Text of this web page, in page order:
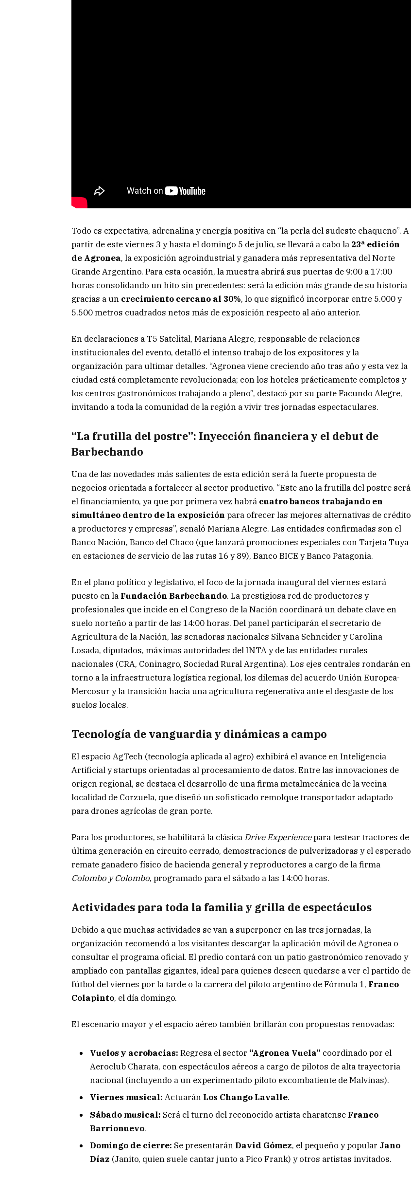
Todo es expectativa, adrenalina y energía positiva en “la perla del sudeste chaqueño”. A
partir de este viernes 3 y hasta el domingo 5 de julio, se llevará a cabo la 23ª edición
de Agronea, la exposición agroindustrial y ganadera más representativa del Norte
Grande Argentino. Para esta ocasión, la muestra abrirá sus puertas de 9:00 a 17:00
horas consolidando un hito sin precedentes: será la edición más grande de su historia
gracias a un crecimiento cercano al 30%, lo que significó incorporar entre 5.000 y
5.500 metros cuadrados netos más de exposición respecto al año anterior.
En declaraciones a T5 Satelital, Mariana Alegre, responsable de relaciones
institucionales del evento, detalló el intenso trabajo de los expositores y la
organización para ultimar detalles. “Agronea viene creciendo año tras año y esta vez la
ciudad está completamente revolucionada; con los hoteles prácticamente completos y
los centros gastronómicos trabajando a pleno”, destacó por su parte Facundo Alegre,
invitando a toda la comunidad de la región a vivir tres jornadas espectaculares.
“La frutilla del postre”: Inyección financiera y el debut de
Barbechando
Una de las novedades más salientes de esta edición será la fuerte propuesta de
negocios orientada a fortalecer al sector productivo. “Este año la frutilla del postre será
el financiamiento, ya que por primera vez habrá cuatro bancos trabajando en
simultáneo dentro de la exposición para ofrecer las mejores alternativas de crédito
a productores y empresas”, señaló Mariana Alegre. Las entidades confirmadas son el
Banco Nación, Banco del Chaco (que lanzará promociones especiales con Tarjeta Tuya
en estaciones de servicio de las rutas 16 y 89), Banco BICE y Banco Patagonia.
En el plano político y legislativo, el foco de la jornada inaugural del viernes estará
puesto en la Fundación Barbechando. La prestigiosa red de productores y
profesionales que incide en el Congreso de la Nación coordinará un debate clave en
suelo norteño a partir de las 14:00 horas. Del panel participarán el secretario de
Agricultura de la Nación, las senadoras nacionales Silvana Schneider y Carolina
Losada, diputados, máximas autoridades del INTA y de las entidades rurales
nacionales (CRA, Coninagro, Sociedad Rural Argentina). Los ejes centrales rondarán en
torno a la infraestructura logística regional, los dilemas del acuerdo Unión Europea-
Mercosur y la transición hacia una agricultura regenerativa ante el desgaste de los
suelos locales.
Tecnología de vanguardia y dinámicas a campo
El espacio AgTech (tecnología aplicada al agro) exhibirá el avance en Inteligencia
Artificial y startups orientadas al procesamiento de datos. Entre las innovaciones de
origen regional, se destaca el desarrollo de una firma metalmecánica de la vecina
localidad de Corzuela, que diseñó un sofisticado remolque transportador adaptado
para drones agrícolas de gran porte.
Para los productores, se habilitará la clásica Drive Experiencepara testear tractores de
última generación en circuito cerrado, demostraciones de pulverizadoras y el esperado
remate ganadero físico de hacienda general y reproductores a cargo de la firma
Colombo y Colombo, programado para el sábado a las 14:00 horas.
Actividades para toda la familia y grilla de espectáculos
Debido a que muchas actividades se van a superponer en las tres jornadas, la
organización recomendó a los visitantes descargar la aplicación móvil de Agronea o
consultar el programa oficial. El predio contará con un patio gastronómico renovado y
ampliado con pantallas gigantes, ideal para quienes deseen quedarse a ver el partido de
fútbol del viernes por la tarde o la carrera del piloto argentino de Fórmula 1, Franco
Colapinto, el día domingo.
El escenario mayor y el espacio aéreo también brillarán con propuestas renovadas:
Vuelos y acrobacias: Regresa el sector “Agronea Vuela” coordinado por el
Aeroclub Charata, con espectáculos aéreos a cargo de pilotos de alta trayectoria
nacional (incluyendo a un experimentado piloto excombatiente de Malvinas).
Viernes musical: Actuarán Los Chango Lavalle.
Sábado musical: Será el turno del reconocido artista charatense Franco
Barrionuevo.
Domingo de cierre: Se presentarán David Gómez, el pequeño y popular Jano
Díaz (Janito, quien suele cantar junto a Pico Frank) y otros artistas invitados.